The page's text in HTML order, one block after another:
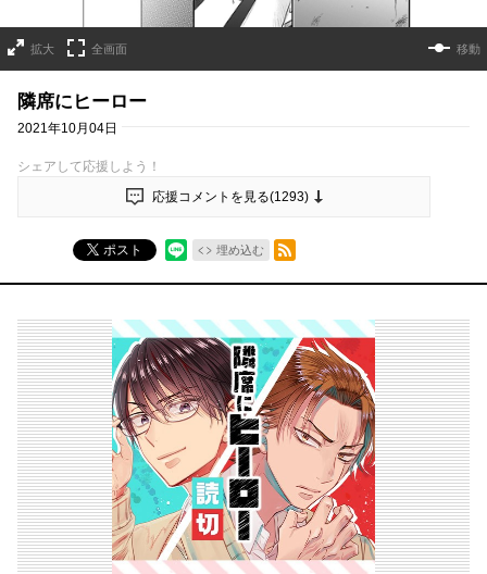
拡大 全画面 移動
隣席にヒーロー
2021年10月04日
シェアして応援しよう！
応援コメントを見る(1293)
ポスト 埋め込む
RSSフィード